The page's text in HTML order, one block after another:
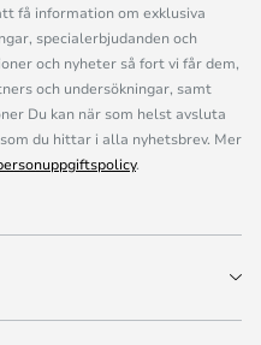
få information om exklusiva
specialerbjudanden och
och nyheter så fort vi får dem,
och undersökningar, samt
Du kan när som helst avsluta
du hittar i alla nyhetsbrev. Mer
.